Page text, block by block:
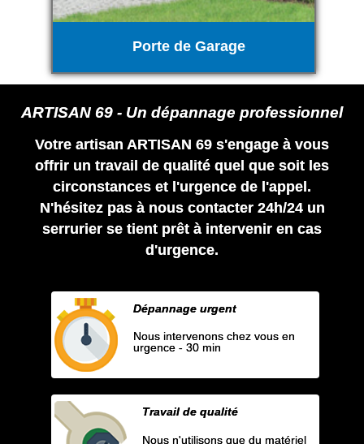
Porte de Garage
ARTISAN 69 - Un dépannage professionnel
Votre artisan ARTISAN 69 s'engage à vous
offrir un travail de qualité quel que soit les
circonstances et l'urgence de l'appel.
N'hésitez pas à nous contacter 24h/24 un
serrurier se tient prêt à intervenir en cas
d'urgence.
Dépannage urgent
Nous intervenons chez vous en
urgence - 30 min
Travail de qualité
Nous n'utilisons que du matériel